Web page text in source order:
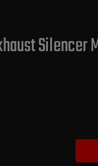
Silencer